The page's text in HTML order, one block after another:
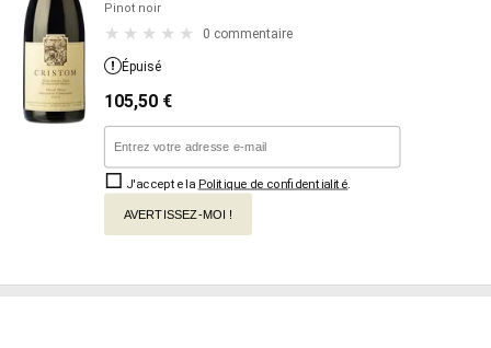
Pinot noir
0 commentaire
Épuisé
105,50 €
J'accepte la Politique de confidentialité
AVERTISSEZ-MOI !